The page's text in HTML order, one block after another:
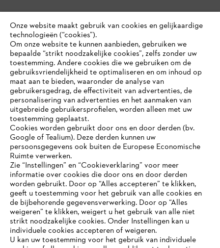
JE BROWSER WORDT NIET
ONDERSTEUND
Je gebruikt een browser die we nog niet ondersteunen. Om
onze website optimaal te kunnen gebruiken, raden we aan dat
je overschakelt op één van de volgende browsers:
Onze website maakt gebruik van cookies en gelijkaardige
technologieën (“cookies”).
Om onze website te kunnen aanbieden, gebruiken we
bepaalde “strikt noodzakelijke cookies”, zelfs zonder uw
toestemming. Andere cookies die we gebruiken om de
gebruiksvriendelijkheid te optimaliseren en om inhoud op
maat aan te bieden, waaronder de analyse van
gebruikersgedrag, de effectiviteit van advertenties, de
personalisering van advertenties en het aanmaken van
uitgebreide gebruikersprofielen, worden alleen met uw
toestemming geplaatst.
Cookies worden gebruikt door ons en door derden (bv.
Google of Tealium). Deze derden kunnen uw
persoonsgegevens ook buiten de Europese Economische
Ruimte verwerken.
Zie “Instellingen” en “Cookieverklaring” voor meer
informatie over cookies die door ons en door derden
worden gebruikt. Door op “Alles accepteren” te klikken,
geeft u toestemming voor het gebruik van alle cookies en
de bijbehorende gegevensverwerking. Door op “Alles
weigeren” te klikken, weigert u het gebruik van alle niet
strikt noodzakelijke cookies. Onder Instellingen kan u
individuele cookies accepteren of weigeren.
U kan uw toestemming voor het gebruik van individuele